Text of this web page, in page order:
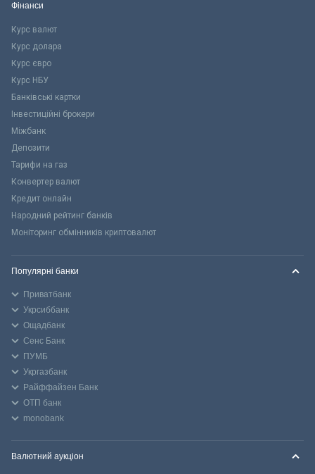
Фінанси
Курс валют
Курс долара
Курс євро
Курс НБУ
Банківські картки
Інвестиційні брокери
Міжбанк
Депозити
Тарифи на газ
Конвертер валют
Кредит онлайн
Народний рейтинг банків
Моніторинг обмінників криптовалют
Популярні банки
Приватбанк
Укрсиббанк
Ощадбанк
Сенс Банк
ПУМБ
Укргазбанк
Райффайзен Банк
ОТП банк
monobank
Валютний аукціон